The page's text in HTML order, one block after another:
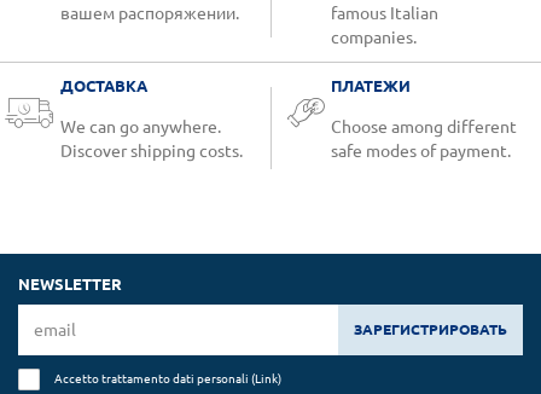
вашем распоряжении.
famous Italian
companies.
ДОСТАВКА
We can go anywhere.
Discover shipping costs.
ПЛАТЕЖИ
Choose among different
safe modes of payment.
NEWSLETTER
ЗАРЕГИСТРИРОВАТЬ
Accetto trattamento dati personali (Link)